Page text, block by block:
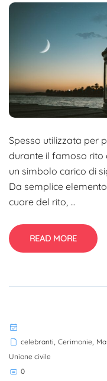
Spesso utilizzata per
durante il famoso rito
un simbolo carico di
Da semplice
cuore del rito, ...
READ MORE
celebranti, Cerimonie,
Unione civile
0